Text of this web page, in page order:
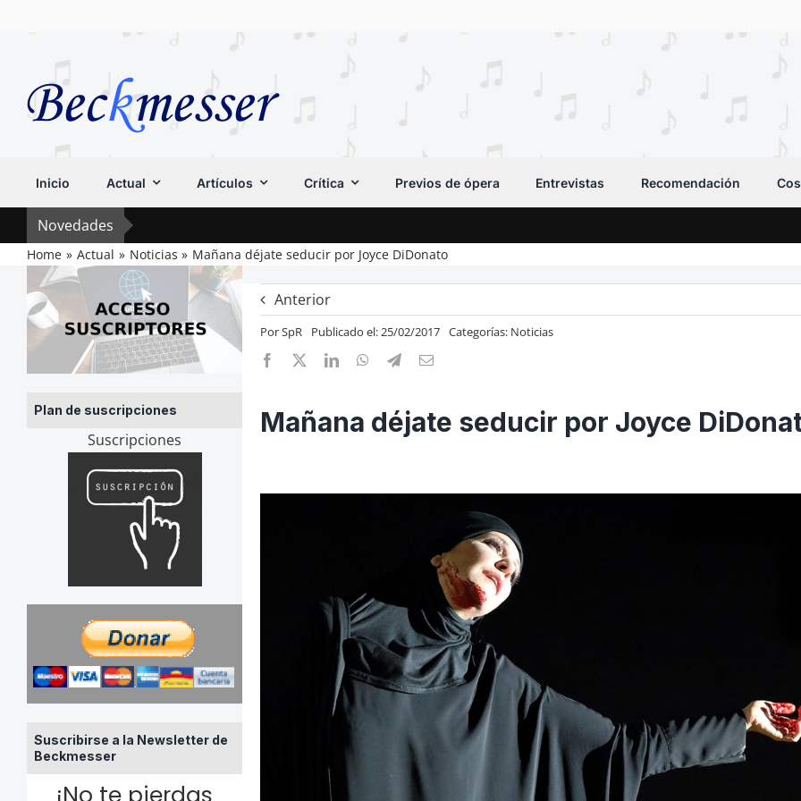
Inicio Actual Artículos Crítica Previos de ópera Entrevistas Recomendación
Novedades
Home Actual Noticias Mañana déjate seducir por Joyce DiDonato
Plan de suscripciones
Suscripciones
Suscribirse a la Newsletter de
Beckmesser
Anterior
PorSpR Publicado el: 25/02/2017 Categorías: Noticias
Mañana déjate seducir por Joyce